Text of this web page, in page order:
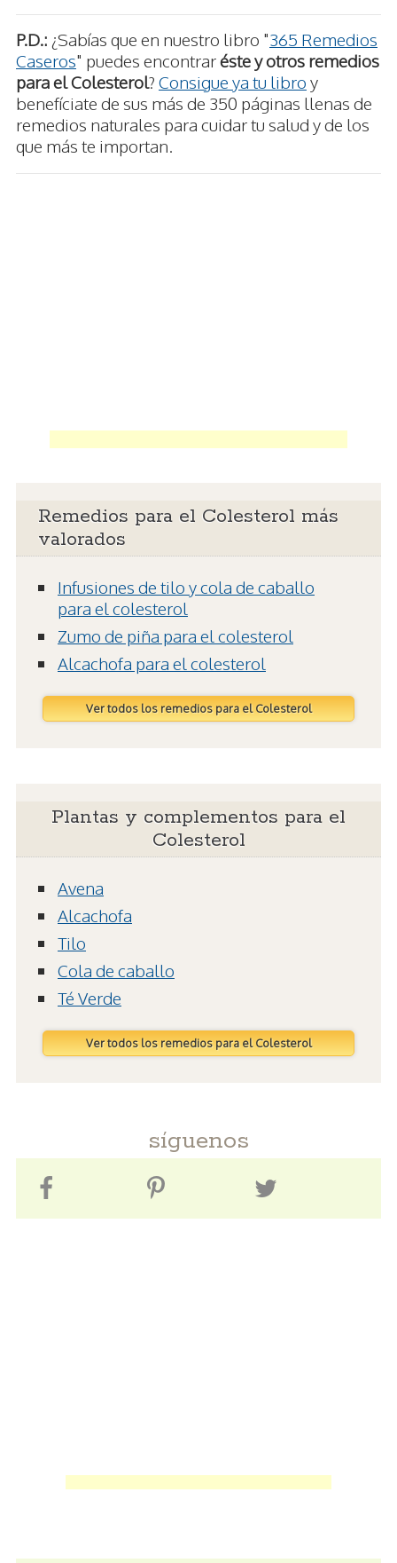
P.D.: ¿Sabías que en nuestro libro "365 Remedios
Caseros" puedes encontraréste y otros remedios
para el Colesterol? Consigue ya tu libro y
benefíciate de sus más de 350 páginas llenas de
remedios naturales para cuidar tu salud y de los
que más te importan.
Remedios para el Colesterol más
valorados
Infusiones de tilo y cola de caballo
para el colesterol
Zumo de piña para el colesterol
Alcachofa para el colesterol
Ver todos los remedios para el Colesterol
Plantas y complementos para el
Colesterol
Avena
Alcachofa
Tilo
Cola de caballo
Té Verde
Ver todos los remedios para el Colesterol
síguenos